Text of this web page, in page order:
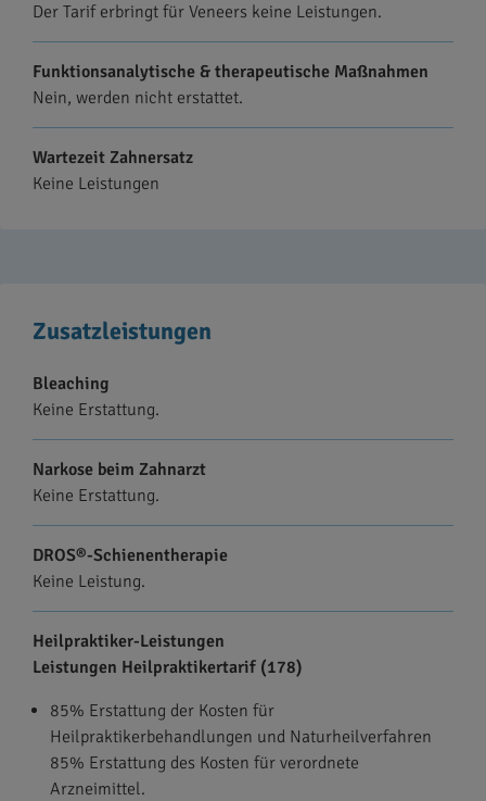
Der Tarif erbringt für Veneers keine Leistungen.
Funktionsanalytische & therapeutische Maßnahmen
Nein, werden nicht erstattet.
Wartezeit Zahnersatz
Keine Leistungen
Zusatzleistungen
Bleaching
Keine Erstattung.
Narkose beim Zahnarzt
Keine Erstattung.
DROS®-Schienentherapie
Keine Leistung.
Heilpraktiker-Leistungen
Leistungen Heilpraktikertarif (178)
85% Erstattung der Kosten für
Heilpraktikerbehandlungen und Naturheilverfahren
85% Erstattung des Kosten für verordnete
Arzneimittel.